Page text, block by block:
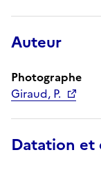
Auteur
Photographe
Giraud, P.
Datation et